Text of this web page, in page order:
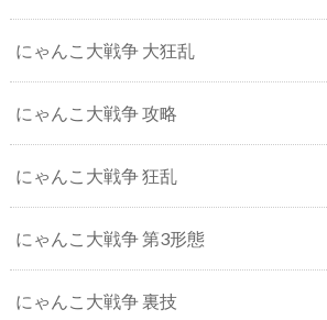
にゃんこ大戦争 大狂乱
にゃんこ大戦争 攻略
にゃんこ大戦争 狂乱
にゃんこ大戦争 第3形態
にゃんこ大戦争 裏技